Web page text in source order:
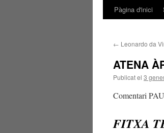
Vés
contingut
Pàgina d'inici
← Leonardo da
ATENA
Publicat el 3
Comentari
FITXA